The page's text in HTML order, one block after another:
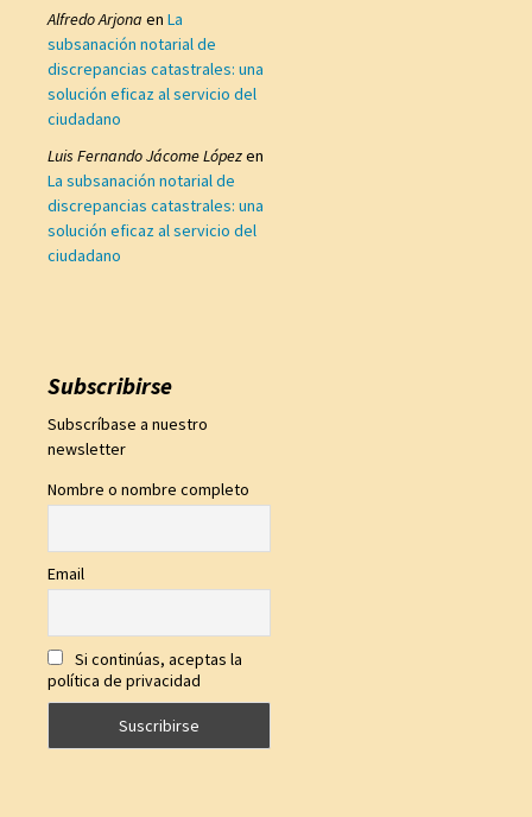
Alfredo Arjona en La
subsanación notarial de
discrepancias catastrales: una
solución eficaz al servicio del
ciudadano
Luis Fernando Jácome Lópezen
La subsanación notarial de
discrepancias catastrales: una
solución eficaz al servicio del
ciudadano
Subscribirse
Subscríbase a nuestro
newsletter
Nombre o nombre completo
Email
Si continúas, aceptas la
política de privacidad